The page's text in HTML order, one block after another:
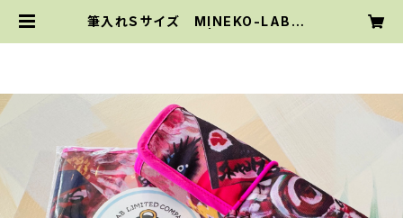
筆入れＳサイズ MINEKO-LABオリ